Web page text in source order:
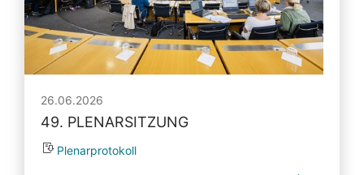
26.06.2026
49. PLENARSITZUNG
Plenarprotokoll